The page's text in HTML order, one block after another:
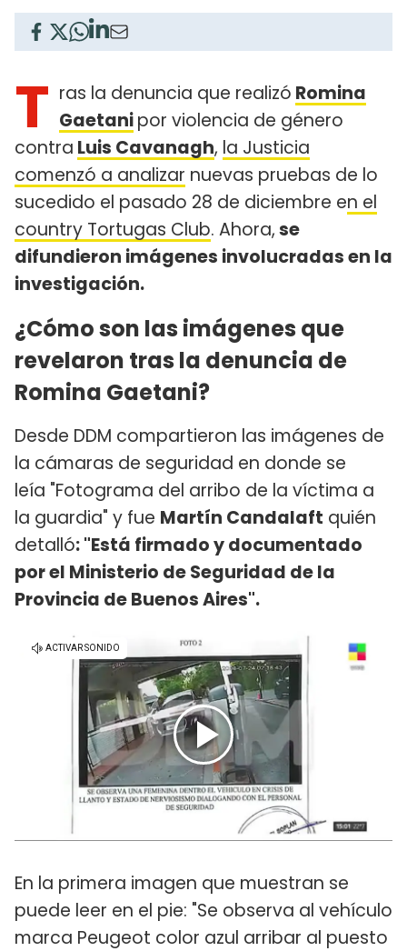
T ras la denuncia que realizó Romina
Gaetanipor violencia de género
contra Luis Cavanagh, la Justicia
comenzó a analizar nuevas pruebas de lo
sucedido el pasado 28 de diciembre en el
country Tortugas Club. Ahora,se
difundieron imágenes involucradas en la
investigación.
¿Cómo son las imágenes que
revelaron tras la denuncia de
Romina Gaetani?
Desde DDM compartieron las imágenes de
la cámaras de seguridad en donde se
leía "Fotograma del arribo de la víctima a
la guardia" y fue Martín Candalaft quién
detalló: "Está firmado y documentado
por el Ministerio de Seguridad de la
Provincia de Buenos Aires".
En la primera imagen que muestran se
puede leer en el pie: "Se observa al vehículo
marca Peugeot color azul arribar al puesto